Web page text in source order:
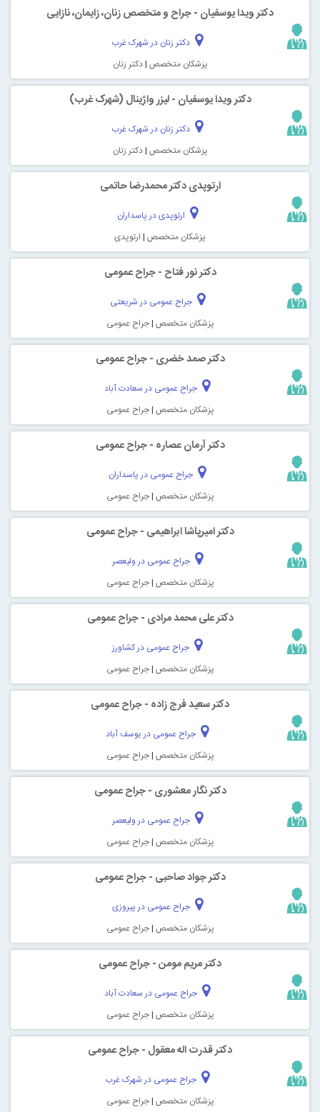
دکتر ویدا یوسفیان - جراح و متخصص زنان، زایمان، نازایی
دکتر زنان در شهرک غرب
پزشکان متخصص |دکتر زنان
دکتر ویدا یوسفیان - لیزر واژینال (شهرک غرب)
دکتر زنان در شهرک غرب
پزشکان متخصص |دکتر زنان
ارتوپدی دکتر محمدرضا حاتمی
ارتوپدی در پاسداران
پزشکان متخصص | ارتوپدی
دکتر نور فتاح - جراح عمومی
جراح عمومی در شریعتی
پزشکان متخصص |جراح عمومی
دکتر صمد خضری - جراح عمومی
جراح عمومی در سعادت آباد
پزشکان متخصص |جراح عمومی
دکتر آرمان عصاره - جراح عمومی
جراح عمومی در پاسداران
پزشکان متخصص |جراح عمومی
دکتر امیرپاشا ابراهیمی - جراح عمومی
جراح عمومی در ولیعصر
پزشکان متخصص |جراح عمومی
دکتر علی محمد مرادی - جراح عمومی
جراح عمومی در کشاورز
پزشکان متخصص |جراح عمومی
دکتر سعید فرج زاده - جراح عمومی
جراح عمومی در یوسف آباد
پزشکان متخصص |جراح عمومی
دکتر نگار معشوری - جراح عمومی
جراح عمومی در ولیعصر
پزشکان متخصص |جراح عمومی
دکتر جواد صاحبی - جراح عمومی
جراح عمومی در پیروزی
پزشکان متخصص |جراح عمومی
دکتر مریم مومن - جراح عمومی
جراح عمومی در سعادت آباد
پزشکان متخصص |جراح عمومی
دکتر قدرت اله معقول - جراح عمومی
جراح عمومی در شهرک غرب
پزشکان متخصص |جراح عمومی